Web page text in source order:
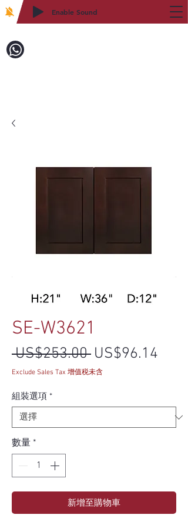
Enable Sound
SE-W3621
US$253.00 一般價格
US$96.14
Exclude Sales Tax 增值税未含
組裝選項 *
數量 *
新增至購物車